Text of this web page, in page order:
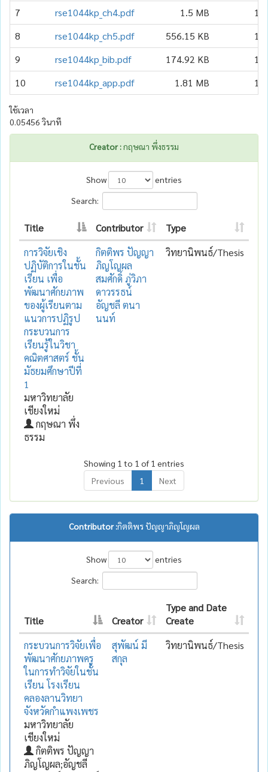
7
rse1044kp_ch4.pdf 1.5 MB
8
rse1044kp_ch5.pdf 556.15 KB
9
rse1044kp_bib.pdf 174.92 KB
10
rse1044kp_app.pdf 1.81 MB
ใช้เวลา
0.05456 วินาที
Creator :กฤษณา พึ่งธรรม
Show
entries
Search:
Title Contributor
Type
การวิจัยเชิง
ปฏิบัติการในชั้น
เรียน เพื่อ
พัฒนาศักยภาพ
ของผู้เรียนตาม
แนวการปฏิรูป
กระบวนการ
เรียนรู้ในวิชา
คณิตศาสตร์ ชั้น
มัธยมศึกษาปีที่
1
มหาวิทยาลัย
เชียงใหม่
กฤษณา พึ่ง
ธรรม
กิตติพร ปัญญา
ภิญโญผล
สมศักดิ์ ภู่วิภา
ดาวรรธน์
อัญชลี ตนา
นนท์
วิทยานิพนธ์/Thesis
Showing 1 to 1 of 1 entries
Previous
1 Next
Contributor :กิตติพร ปัญญาภิญโญผล
Show
entries
Search:
Title Creator
Type and Date
Create
กระบวนการวิจัยเพื่อ
พัฒนาศักยภาพครู
ในการทำวิจัยในชั้น
เรียน โรงเรียน
คลองลานวิทยา
จังหวัดกำแพงเพชร
มหาวิทยาลัย
เชียงใหม่
กิตติพร ปัญญา
ภิญโญผล;อัญชลี
สุพัฒน์ มี
สกุล
วิทยานิพนธ์/Thesis